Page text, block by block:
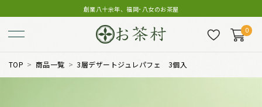
創業八十余年、福岡･八女のお茶屋
0
TOP 商品一覧 3層デザートジュレパフェ 3個入